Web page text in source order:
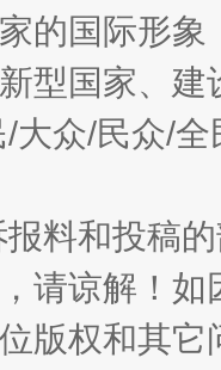
的国际形
型国家、
大众/民众/
料和投稿
请谅解！
版权和其它